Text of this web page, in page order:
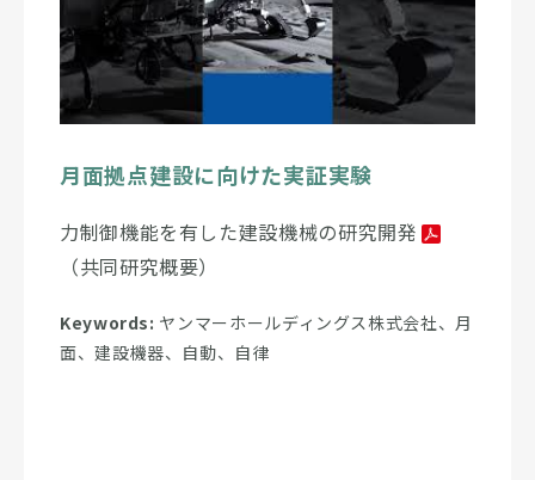
月面拠点建設に向けた実証実験
力制御機能を有した建設機械の研究開発
（共同研究概要）
Keywords: ヤンマーホールディングス株式会社、月
面、建設機器、自動、自律